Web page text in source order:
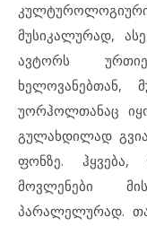
მუსიკალურად,
ავტორს
ხელოვანებთან,
უორჰოლთანაც
გულახდილად
ფონზე.
მოვლენები
პარალელურად.